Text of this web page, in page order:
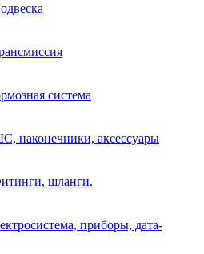
система
наконечники, аксессуары
шланги.
приборы, дата-